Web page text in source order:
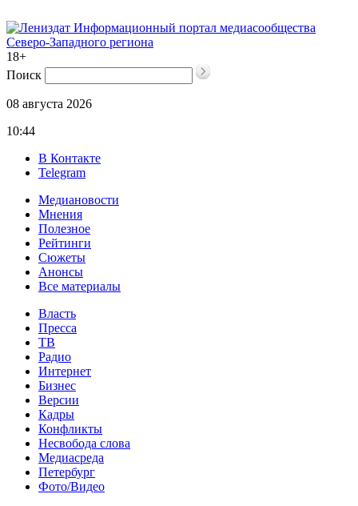
Информационный портал медиасообщества
Северо-Западного региона
18+
Поиск
08 августа 2026
10:44
В Контакте
Telegram
Медиановости
Мнения
Полезное
Рейтинги
Сюжеты
Анонсы
Все материалы
Власть
Пресса
ТВ
Радио
Интернет
Бизнес
Версии
Кадры
Конфликты
Несвобода слова
Медиасреда
Петербург
Фото/Видео